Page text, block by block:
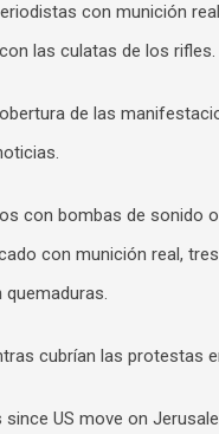
con munición
las culatas de los rifles.
de las
con bombas de sonido
con munición real,
cubrían las protestas
US move on